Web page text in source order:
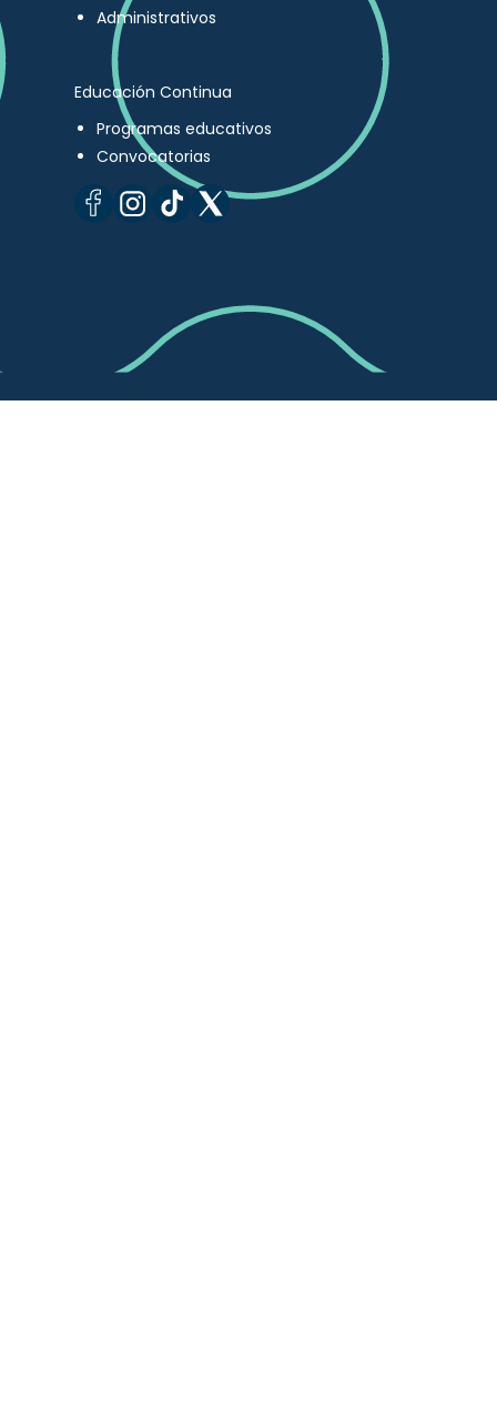
Administrativos
Educación Continua
Programas educativos
Convocatorias